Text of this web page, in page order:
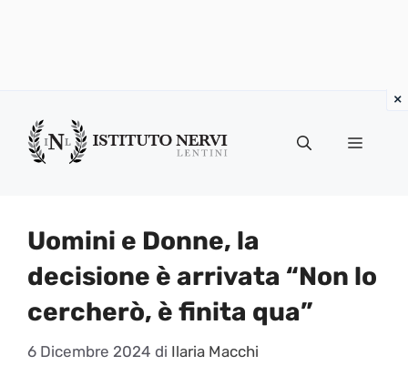
contenuto
Menu
Uomini e Donne, la
decisione è arrivata “Non lo
cercherò, è finita qua”
6 Dicembre 2024 di Ilaria Macchi